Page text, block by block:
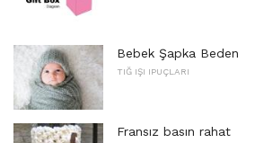
Bebek Şapka Beden
TIĞ IŞI IPUÇLARI
Fransız basın rahat